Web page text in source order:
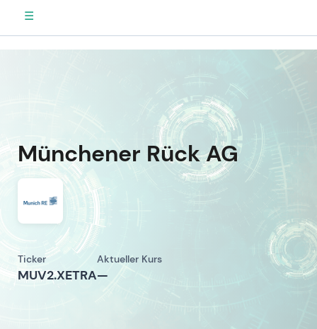
☰
Münchener Rück AG
Ticker
MUV2.XETRA
Aktueller Kurs
—